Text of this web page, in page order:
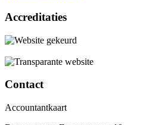
Accreditaties
Contact
Accountantkaart